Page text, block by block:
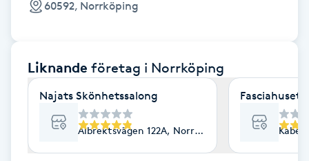
Enzympeeling
Extensions
Extensions borttagning
Eyeliner-tatuering
60592, Norrköping
Liknande företag i Norrköping
Najats Skönhetssalong
Albrektsvägen 122A, Norrköping
Fasciahuset-